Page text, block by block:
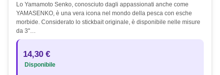
Lo Yamamoto Senko, conosciuto dagli appassionati anche come
YAMASENKO, è una vera icona nel mondo della pesca con esche
morbide. Considerato lo stickbait originale, è disponibile nelle misure
da 3"…
14,30 €
Disponibile